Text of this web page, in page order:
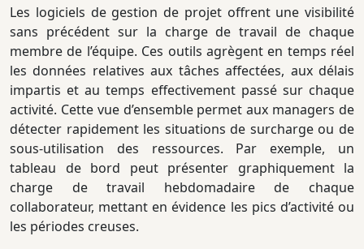
Les logiciels de gestion de projet offrent une visibilité
sans précédent sur la charge de travail de chaque
membre de l’équipe. Ces outils agrègent en temps réel
les données relatives aux tâches affectées, aux délais
impartis et au temps effectivement passé sur chaque
activité. Cette vue d’ensemble permet aux managers de
détecter rapidement les situations de surcharge ou de
sous-utilisation des ressources. Par exemple, un
tableau de bord peut présenter graphiquement la
charge de travail hebdomadaire de chaque
collaborateur, mettant en évidence les pics d’activité ou
les périodes creuses.